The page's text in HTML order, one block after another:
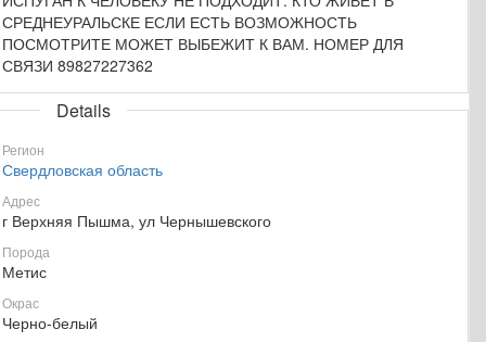
СРЕДНЕУРАЛЬСКЕ ЕСЛИ ЕСТЬ ВОЗМОЖНОСТЬ
ПОСМОТРИТЕ МОЖЕТ ВЫБЕЖИТ К ВАМ. НОМЕР ДЛЯ
СВЯЗИ 89827227362
Details
Регион
Свердловская область
Адрес
г Верхняя Пышма, ул Чернышевского
Порода
Метис
Окрас
Черно-белый